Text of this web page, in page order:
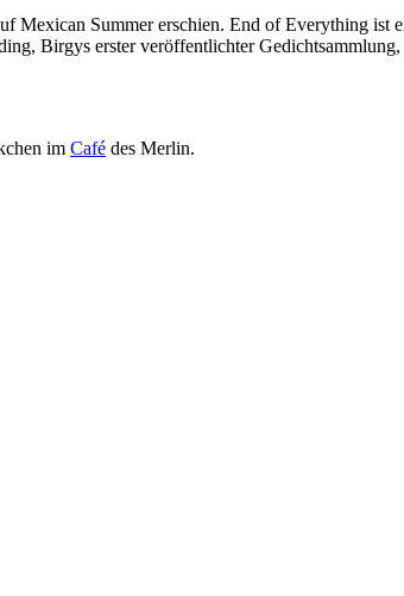
Summer erschien. End of Everything ist
Birgys erster veröffentlichter
im Café des Merlin.